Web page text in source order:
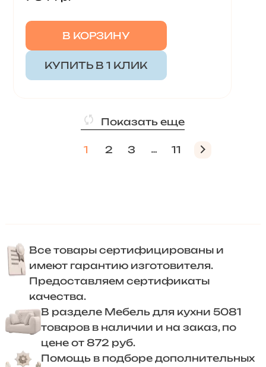
В КОРЗИНУ
КУПИТЬ В 1 КЛИК
Показать еще
1 2 3 11
Все товары сертифицированы и
имеют гарантию изготовителя.
Предоставляем сертификаты
качества.
В разделе Мебель для кухни 5081
товаров в наличии и на заказ, по
цене от 872 руб.
Помощь в подборе дополнительных